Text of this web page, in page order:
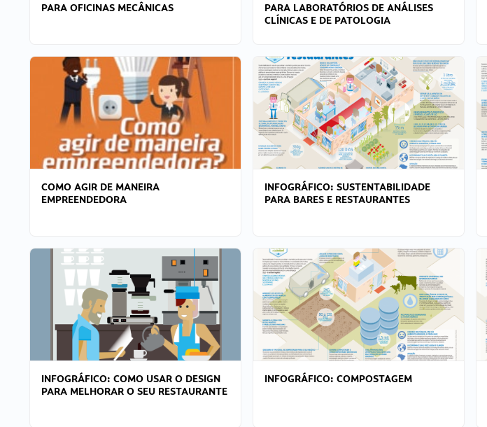
PARA OFICINAS MECÂNICAS
PARA LABORATÓRIOS DE ANÁLISES
CLÍNICAS E DE PATOLOGIA
COMO AGIR DE MANEIRA
EMPREENDEDORA
INFOGRÁFICO: SUSTENTABILIDADE
PARA BARES E RESTAURANTES
INFOGRÁFICO: COMO USAR O DESIGN
PARA MELHORAR O SEU RESTAURANTE
INFOGRÁFICO: COMPOSTAGEM